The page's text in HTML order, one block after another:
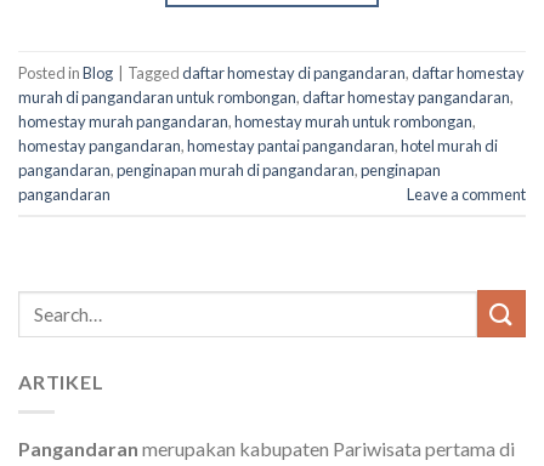
Posted inBlog Taggeddaftar homestay di pangandaran,daftar homestay
murah di pangandaran untuk rombongan,daftar homestay pangandaran,
homestay murah pangandaran,homestay murah untuk rombongan,
homestay pangandaran,homestay pantai pangandaran,hotel murah di
pangandaran,penginapan murah di pangandaran,penginapan
pangandaran
Leave a comment
Search
for:
ARTIKEL
Pangandaran merupakan kabupaten Pariwisata pertama di